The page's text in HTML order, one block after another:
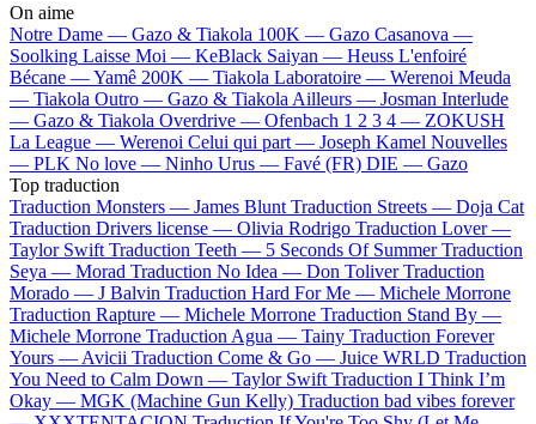
On aime
Notre Dame — Gazo & Tiakola 100K — Gazo Casanova —
Soolking Laisse Moi — KeBlack Saiyan — Heuss L'enfoiré
Bécane —Yamê 200K — Tiakola Laboratoire — Werenoi Meuda
— Tiakola Outro — Gazo & Tiakola Ailleurs — Josman Interlude
— Gazo & Tiakola Overdrive — Ofenbach 1 2 3 4 — ZOKUSH
La League — Werenoi Celui qui part — Joseph Kamel Nouvelles
— PLK No love — Ninho Urus — Favé (FR) DIE — Gazo
Top traduction
Traduction Monsters — James Blunt Traduction Streets — Doja Cat
Traduction Drivers license — Olivia Rodrigo Traduction Lover —
Taylor Swift Traduction Teeth — 5 Seconds Of Summer Traduction
Seya — Morad Traduction No Idea — Don Toliver Traduction
Morado — J Balvin Traduction Hard For Me — Michele Morrone
Traduction Rapture — Michele Morrone Traduction Stand By —
Michele Morrone Traduction Agua — Tainy Traduction Forever
Yours — Avicii Traduction Come & Go — Juice WRLD Traduction
You Need to Calm Down — Taylor Swift Traduction I Think I’m
Okay — MGK (Machine Gun Kelly) Traduction bad vibes forever